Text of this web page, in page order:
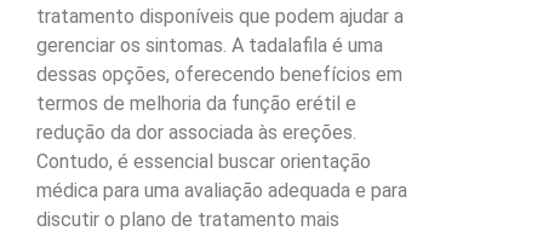
tratamento disponíveis que podem ajudar a
gerenciar os sintomas. A tadalafila é uma
dessas opções, oferecendo benefícios em
termos de melhoria da função erétil e
redução da dor associada às ereções.
Contudo, é essencial buscar orientação
médica para uma avaliação adequada e para
discutir o plano de tratamento mais